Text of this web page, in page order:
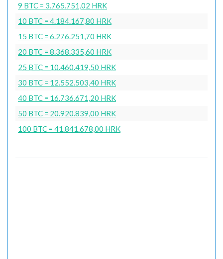
9 BTC = 3.765.751,02 HRK
10 BTC = 4.184.167,80 HRK
15 BTC = 6.276.251,70 HRK
20 BTC = 8.368.335,60 HRK
25 BTC = 10.460.419,50 HRK
30 BTC = 12.552.503,40 HRK
40 BTC = 16.736.671,20 HRK
50 BTC = 20.920.839,00 HRK
100 BTC = 41.841.678,00 HRK